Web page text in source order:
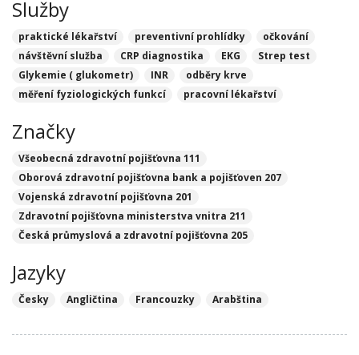
Služby
praktické lékařství preventivní prohlídky
očkování
návštěvní služba
CRP diagnostika EKG
Strep test
Glykemie ( glukometr)
INR
odběry krve
měření fyziologických funkcí
pracovní lékařství
Značky
Všeobecná zdravotní pojišťovna 111
Oborová zdravotní pojišťovna bank a pojišťoven 207
Vojenská zdravotní pojišťovna 201
Zdravotní pojišťovna ministerstva vnitra 211
Česká průmyslová a zdravotní pojišťovna 205
Jazyky
Česky Angličtina Francouzky Arabština